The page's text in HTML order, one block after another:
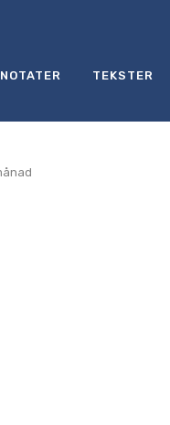
NOTATER TEKSTER